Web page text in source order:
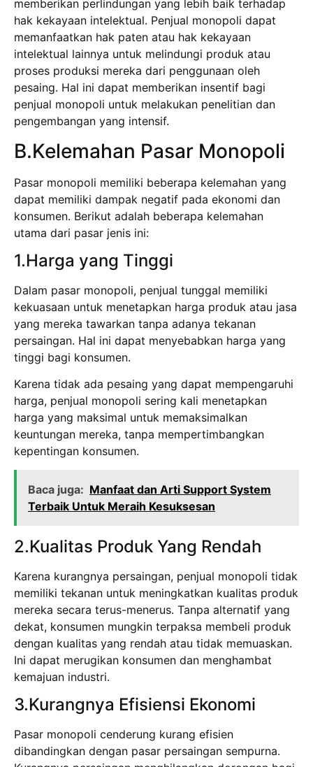
memberikan perlindungan yang lebih baik terhadap
hak kekayaan intelektual. Penjual monopoli dapat
memanfaatkan hak paten atau hak kekayaan
intelektual lainnya untuk melindungi produk atau
proses produksi mereka dari penggunaan oleh
pesaing. Hal ini dapat memberikan insentif bagi
penjual monopoli untuk melakukan penelitian dan
pengembangan yang intensif.
B.Kelemahan Pasar Monopoli
Pasar monopoli memiliki beberapa kelemahan yang
dapat memiliki dampak negatif pada ekonomi dan
konsumen. Berikut adalah beberapa kelemahan
utama dari pasar jenis ini:
1.Harga yang Tinggi
Dalam pasar monopoli, penjual tunggal memiliki
kekuasaan untuk menetapkan harga produk atau jasa
yang mereka tawarkan tanpa adanya tekanan
persaingan. Hal ini dapat menyebabkan harga yang
tinggi bagi konsumen.
Karena tidak ada pesaing yang dapat mempengaruhi
harga, penjual monopoli sering kali menetapkan
harga yang maksimal untuk memaksimalkan
keuntungan mereka, tanpa mempertimbangkan
kepentingan konsumen.
Baca juga: Manfaat dan Arti Support System
Terbaik Untuk Meraih Kesuksesan
2.Kualitas Produk Yang Rendah
Karena kurangnya persaingan, penjual monopoli tidak
memiliki tekanan untuk meningkatkan kualitas produk
mereka secara terus-menerus. Tanpa alternatif yang
dekat, konsumen mungkin terpaksa membeli produk
dengan kualitas yang rendah atau tidak memuaskan.
Ini dapat merugikan konsumen dan menghambat
kemajuan industri.
3.Kurangnya Efisiensi Ekonomi
Pasar monopoli cenderung kurang efisien
dibandingkan dengan pasar persaingan sempurna.